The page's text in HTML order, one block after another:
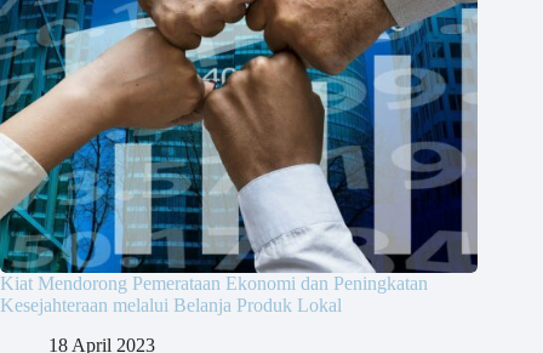
Kiat Mendorong Pemerataan Ekonomi dan Peningkatan
Kesejahteraan melalui Belanja Produk Lokal
18 April 2023